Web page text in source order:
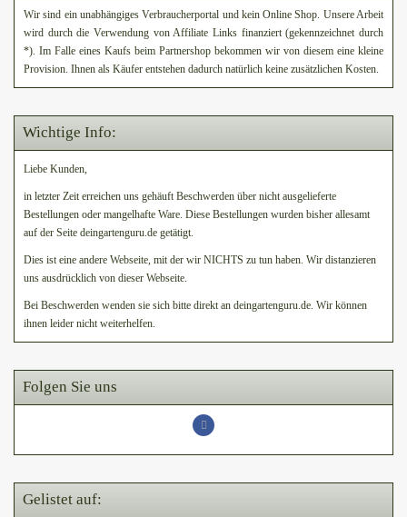
Wir sind ein unabhängiges Verbraucherportal und kein Online Shop. Unsere Arbeit
wird durch die Verwendung von Affiliate Links finanziert (gekennzeichnet durch
*). Im Falle eines Kaufs beim Partnershop bekommen wir von diesem eine kleine
Provision. Ihnen als Käufer entstehen dadurch natürlich keine zusätzlichen Kosten.
Wichtige Info:
Liebe Kunden,
in letzter Zeit erreichen uns gehäuft Beschwerden über nicht ausgelieferte
Bestellungen oder mangelhafte Ware. Diese Bestellungen wurden bisher allesamt
auf der Seite deingartenguru.de getätigt.
Dies ist eine andere Webseite, mit der wir NICHTS zu tun haben. Wir distanzieren
uns ausdrücklich von dieser Webseite.
Bei Beschwerden wenden sie sich bitte direkt an deingartenguru.de. Wir können
ihnen leider nicht weiterhelfen.
Folgen Sie uns
Gelistet auf: